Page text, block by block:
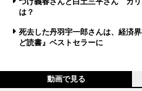
は？
死去した丹羽宇一郎さんは、経済
ど読書』ベストセラーに
動画で見る